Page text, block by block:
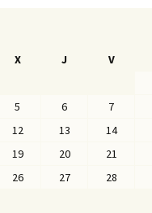
X J V
5 6 7
12 13 14
19 20 21
26 27 28